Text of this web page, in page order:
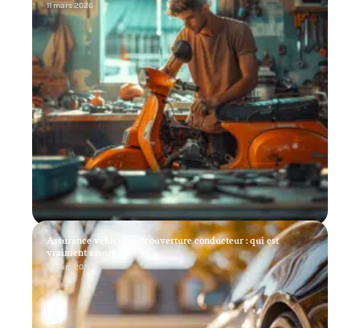
11 mars 2026
Assurance véhicule et couverture conducteur : qui est
vraiment assuré ?
11 mars 2026